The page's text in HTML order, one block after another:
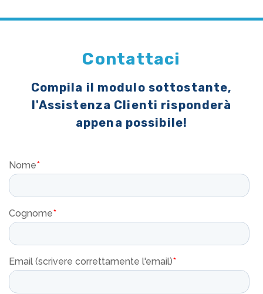
Contattaci
Compila il modulo sottostante,
l'Assistenza Clienti risponderà
appena possibile!